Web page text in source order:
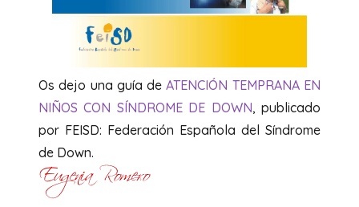
Os dejo una guía deATENCIÓN TEMPRANA EN
NIÑOS CON SÍNDROME DE DOWN, publicado
por FEISD: Federación Española del Síndrome
de Down.